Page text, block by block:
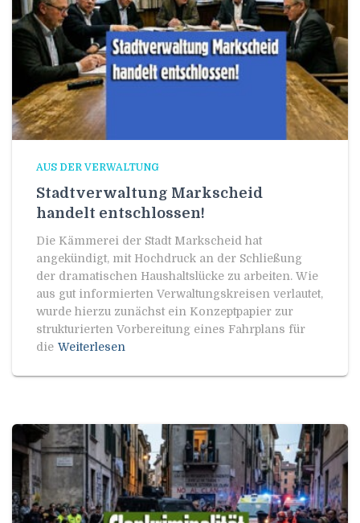
AUS DER VERWALTUNG
Stadtverwaltung Markscheid
handelt entschlossen!
Die Kämmerei der Stadt Markscheid hat
angekündigt, mit Hochdruck an der Schließung
der dramatischen Haushaltslücke zu arbeiten. Wie
aus gut informierten Verwaltungskreisen verlautet,
wurde hierzu zunächst ein Konzeptpapier zur
strukturierten Vorbereitung eines Fahrplans für
die Weiterlesen